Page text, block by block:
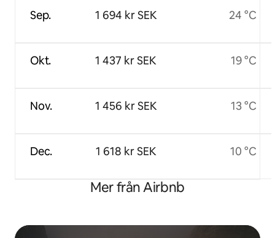
Sep.
Okt.
Nov.
Dec.
1 694 kr SEK
1 437 kr SEK
1 456 kr SEK
1 618 kr SEK
24 °C
19 °C
13 °C
10 °C
Mer från Airbnb